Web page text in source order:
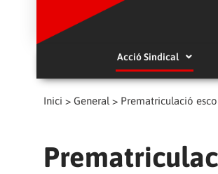
Acció Sindical
Inici > General > Prematriculació